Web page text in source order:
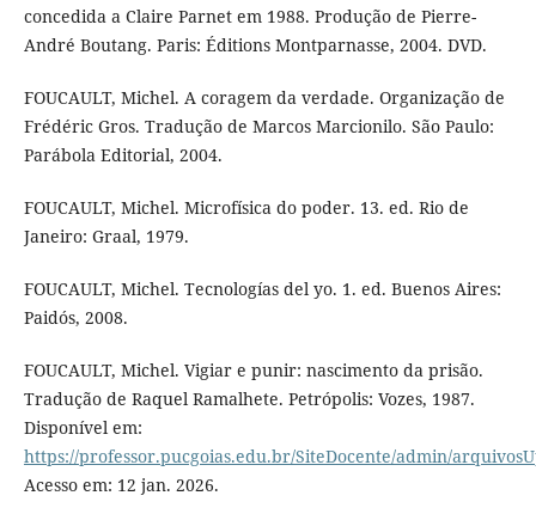
concedida a Claire Parnet em 1988. Produção de Pierre-
André Boutang. Paris: Éditions Montparnasse, 2004. DVD.
FOUCAULT, Michel. A coragem da verdade. Organização de
Frédéric Gros. Tradução de Marcos Marcionilo. São Paulo:
Parábola Editorial, 2004.
FOUCAULT, Michel. Microfísica do poder. 13. ed. Rio de
Janeiro: Graal, 1979.
FOUCAULT, Michel. Tecnologías del yo. 1. ed. Buenos Aires:
Paidós, 2008.
FOUCAULT, Michel. Vigiar e punir: nascimento da prisão.
Tradução de Raquel Ramalhete. Petrópolis: Vozes, 1987.
Disponível em:
https://professor.pucgoias.edu.br/SiteDocente/admin/
Acesso em: 12 jan. 2026.